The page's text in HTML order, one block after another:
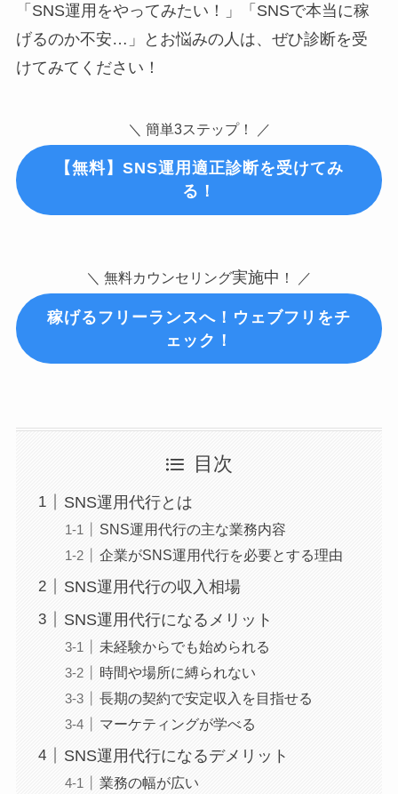
「SNS運用をやってみたい！」「SNSで本当に稼
げるのか不安…」とお悩みの人は、ぜひ診断を受
けてみてください！
＼ 簡単3ステップ！ ／
【無料】 SNS運用適正診断を受けてみ
る！
＼ 無料カウンセリング実施中 ！ ／
稼げるフリーランスへ！ウェブフリをチ
ェック！
目次
SNS運用代行とは
SNS運用代行の主な業務内容
企業がSNS運用代行を必要とする理由
SNS運用代行の収入相場
SNS運用代行になるメリット
未経験からでも始められる
時間や場所に縛られない
長期の契約で安定収入を目指せる
マーケティングが学べる
SNS運用代行になるデメリット
業務の幅が広い